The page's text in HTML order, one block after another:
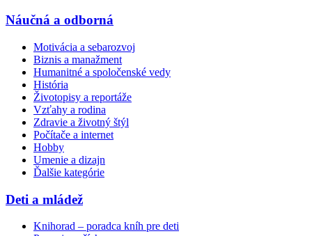
Náučná a odborná
Motivácia a sebarozvoj
Biznis a manažment
Humanitné a spoločenské vedy
História
Životopisy a reportáže
Vzťahy a rodina
Zdravie a životný štýl
Počítače a internet
Hobby
Umenie a dizajn
Ďalšie kategórie
Deti a mládež
Knihorad – poradca kníh pre deti